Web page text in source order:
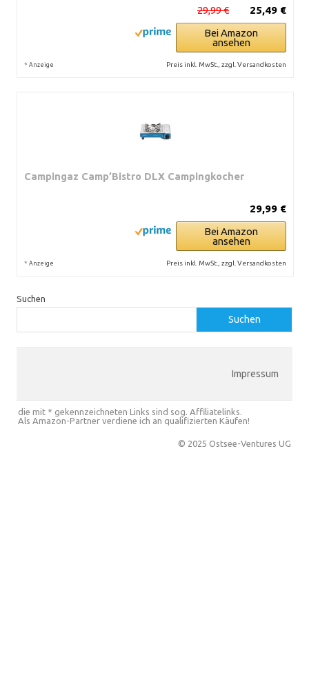
25,49 €
29,99 €
Bei Amazon
ansehen
* Anzeige Preis inkl. MwSt., zzgl. Versandkosten
Campingaz Camp’Bistro DLX Campingkocher
29,99 €
Bei Amazon
ansehen
* Anzeige Preis inkl. MwSt., zzgl. Versandkosten
Suchen
Suchen
Impressum
die mit * gekennzeichneten Links sind sog. Affiliatelinks.
Als Amazon-Partner verdiene ich an qualifizierten Käufen!
© 2025 Ostsee-Ventures UG